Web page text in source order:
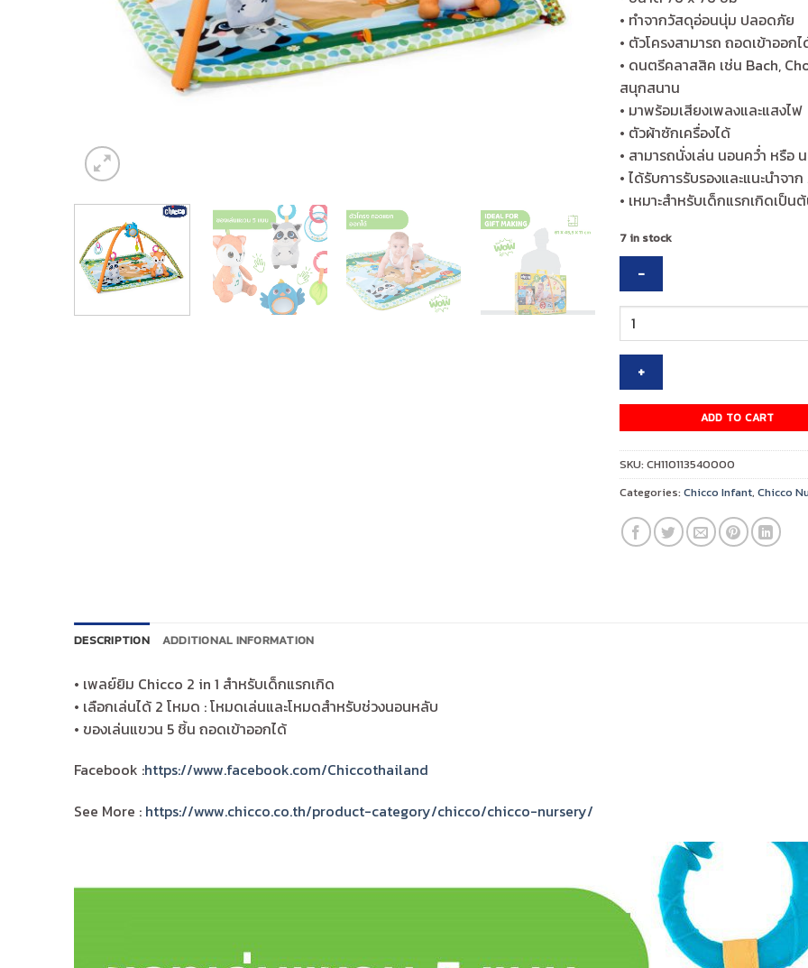
• ทำจากวัสดุอ่อนนุ่ม ปลอดภัย
• ตัวโครงสามารถ ถอดเข้าออก
• ดนตรีคลาสสิค เช่น Bach,
สนุกสนาน
• มาพร้อมเสียงเพลงและแสงไฟ
• ตัวผ้าซักเครื่องได้
• สามารถนั่งเล่น นอนคว่ำ หรือ
• ได้รับการรับรองและแนะนำจา
• เหมาะสำหรับเด็กแรกเกิดเป็น
7 in stock
CHICCO
MAGIC
FOREST
RELAX
ย์
ยิม
quantity
ADD TO CART
SKU: CH110113540000
Categories: Chicco Infant, Chicco
DESCRIPTION ADDITIONAL INFORMATION
• เพลย์ยิม Chicco 2 in 1 สำหรับเด็กแรกเกิด
• เลือกเล่นได้ 2 โหมด : โหมดเล่นและโหมดสำหรับช่วงนอนหลับ
• ของเล่นแขวน 5 ชิ้น ถอดเข้าออกได้
Facebook :https://www.facebook.com/Chiccothailand
See More : https://www.chicco.co.th/product-category/chicco/chicco-nursery/